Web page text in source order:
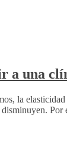
a una
la
Por